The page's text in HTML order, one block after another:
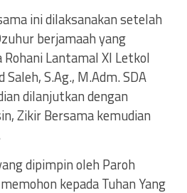
ini dilaksanakan setelah
berjamaah yang
Lantamal XI Letkol
S.Ag., M.Adm. SDA
dilanjutkan dengan
Zikir Bersama kemudian
dipimpin oleh Paroh
kepada Tuhan Yang